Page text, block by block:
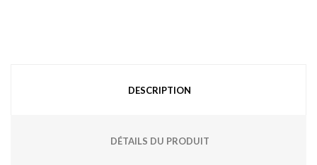
DESCRIPTION
DÉTAILS DU PRODUIT